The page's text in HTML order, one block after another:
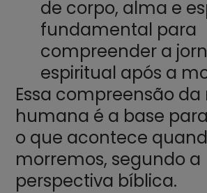
de corpo, alma e
fundamental para
compreender a
espiritual após a
Essa compreensão
humana é a base
o que acontece
morremos, segundo a
perspectiva bíblica.